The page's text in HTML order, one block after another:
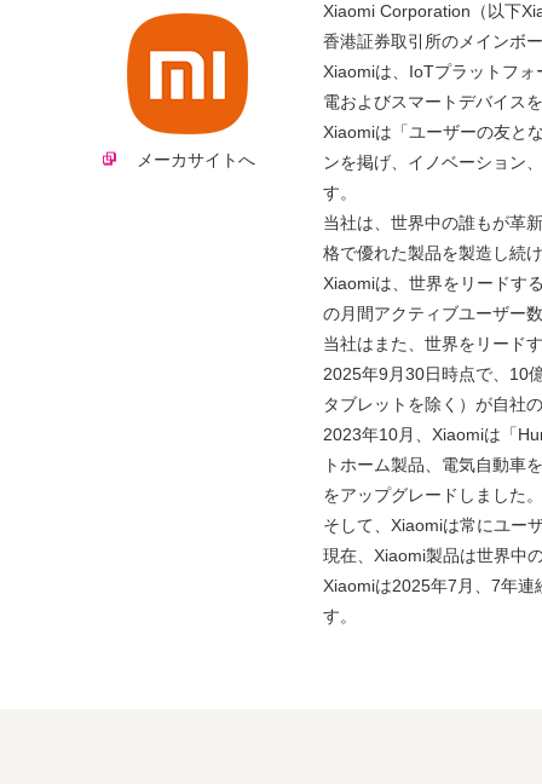
メーカサイトへ
Xiaomi Corporation（以下
香港証券取引所のメインボ
Xiaomiは、IoTプラットフ
電およびスマートデバイス
Xiaomiは「ユーザーの友と
ンを掲げ、イノベーション
す。
当社は、世界中の誰もが革
格で優れた製品を製造し続
Xiaomiは、世界をリードす
の月間アクティブユーザー
当社はまた、世界をリード
2025年9月30日時点で、10
タブレットを除く）が自社
2023年10月、Xiaomiは「
トホーム製品、電気自動車
をアップグレードしました。
そして、Xiaomiは常にユー
現在、Xiaomi製品は世界中
Xiaomiは2025年7月、7年
す。